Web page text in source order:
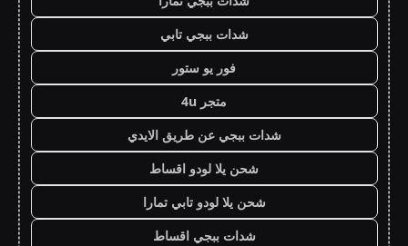
شدات ببجي تابي
فور يو ستور
متجر 4u
شدات ببجي عن طريق الايدي
شحن يلا لودو اقساط
شحن يلا لودو تابي تمارا
شدات ببجي اقساط